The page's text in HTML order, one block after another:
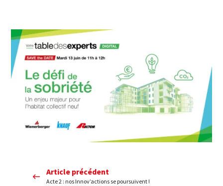
Article précédent
Acte 2 : nos Innov’actions se poursuivent !